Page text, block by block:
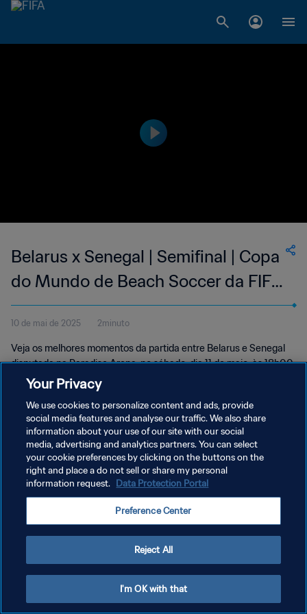
Belarus x Senegal | Semifinal | Copa
do Mundo de Beach Soccer da FIFA
Seicheles 2025™ | Melhores
Momentos
10 de mai de 2025 2minuto
Veja os melhores momentos da partida entre Belarus e Senegal
disputada na Paradise Arena, no sábado, dia 11 de maio, às 18h00
(horário local).
POLÍTICA DE PRIVACIDADE
TERMOS DE SERVIÇO
ADMINISTRAR AS PREFERÊNCIAS DE COOKIES
Your Privacy
We use cookies to personalize content and ads, provide
social media features and analyse our traffic. We also share
information about your use of our site with our social
media, advertising and analytics partners. You can select
your cookie preferences by clicking on the buttons on the
right and place a do not sell or share my personal
information request. Data Protection Portal
Preference Center
Reject All
I'm OK with that